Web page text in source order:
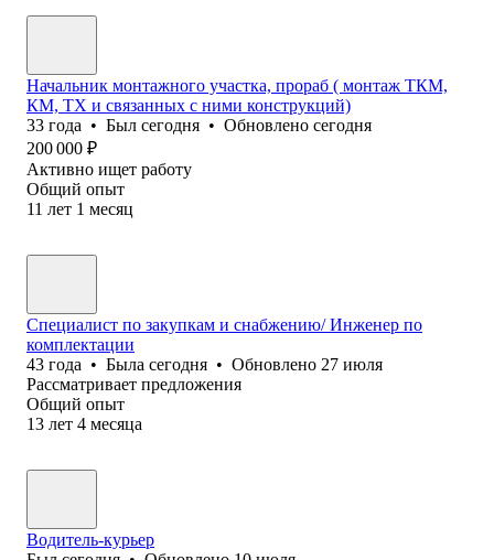
Начальник монтажного участка, прораб ( монтаж ТКМ,
КМ, ТХ и связанных с ними конструкций)
33 года • Был сегодня • Обновлено сегодня
200 000 ₽
Активно ищет работу
Общий опыт
11 лет 1 месяц
Специалист по закупкам и снабжению/ Инженер по
комплектации
43 года • Была сегодня • Обновлено 27 июля
Рассматривает предложения
Общий опыт
13 лет 4 месяца
Водитель-курьер